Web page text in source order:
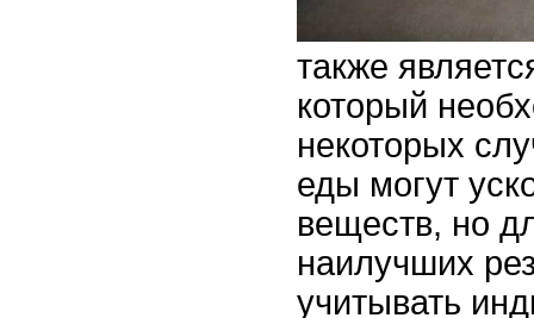
также
который
некоторых
еды могут
веществ, но
наилучших
учитывать